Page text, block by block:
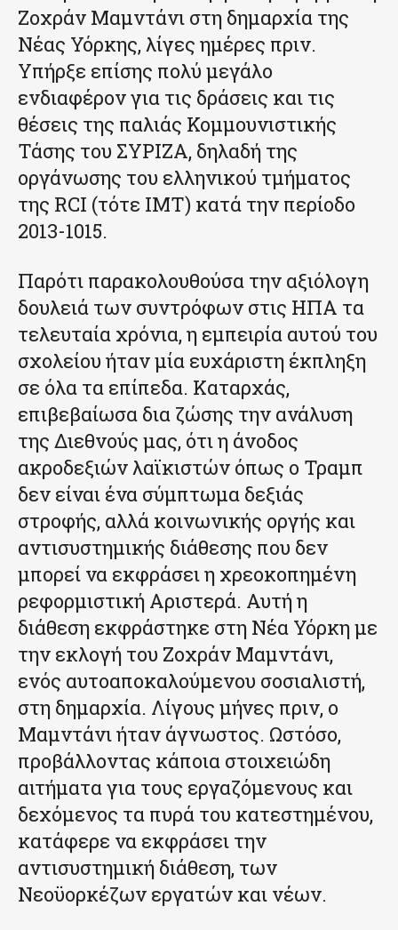
Ζοχράν Μαμντάνι στη δημαρχία της
Νέας Υόρκης, λίγες ημέρες πριν.
Υπήρξε επίσης πολύ μεγάλο
ενδιαφέρον για τις δράσεις και τις
θέσεις της παλιάς Κομμουνιστικής
Τάσης του ΣΥΡΙΖΑ, δηλαδή της
οργάνωσης του ελληνικού τμήματος
της RCI (τότε IMT) κατά την περίοδο
2013-1015.
Παρότι παρακολουθούσα την αξιόλογη
δουλειά των συντρόφων στις ΗΠΑ τα
τελευταία χρόνια, η εμπειρία αυτού του
σχολείου ήταν μία ευχάριστη έκπληξη
σε όλα τα επίπεδα. Καταρχάς,
επιβεβαίωσα δια ζώσης την ανάλυση
της Διεθνούς μας, ότι η άνοδος
ακροδεξιών λαϊκιστών όπως ο Τραμπ
δεν είναι ένα σύμπτωμα δεξιάς
στροφής, αλλά κοινωνικής οργής και
αντισυστημικής διάθεσης που δεν
μπορεί να εκφράσει η χρεοκοπημένη
ρεφορμιστική Αριστερά. Αυτή η
διάθεση εκφράστηκε στη Νέα Υόρκη με
την εκλογή του Ζοχράν Μαμντάνι,
ενός αυτοαποκαλούμενου σοσιαλιστή,
στη δημαρχία. Λίγους μήνες πριν, ο
Μαμντάνι ήταν άγνωστος. Ωστόσο,
προβάλλοντας κάποια στοιχειώδη
αιτήματα για τους εργαζόμενους και
δεχόμενος τα πυρά του κατεστημένου,
κατάφερε να εκφράσει την
αντισυστημική διάθεση, των
Νεοϋορκέζων εργατών και νέων.